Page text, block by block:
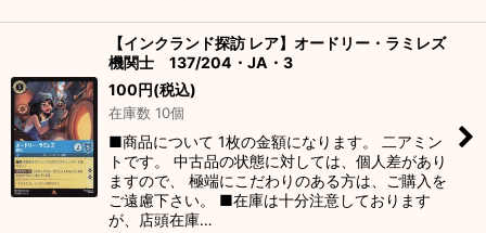
【インクランド探訪 レア】オードリー・ラミレズ
機関士 137/204・JA・3
100円(税込)
在庫数 10個
■商品について 1枚の金額になります。 二アミン
トです。 中古品の状態に対しては、個人差があり
ますので、 極端にこだわりのある方は、ご購入を
ご遠慮下さい。 ■在庫は十分注意しております
が、店頭在庫…